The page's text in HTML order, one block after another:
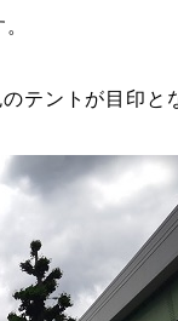
テントが目印と